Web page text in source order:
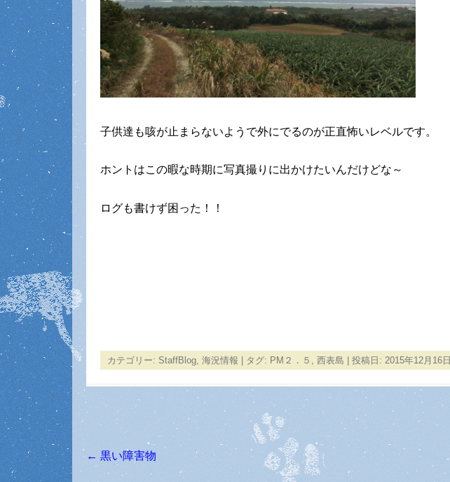
子供達も咳が止まらないようで外にでるのが正直怖いレベルです。
ホントはこの暇な時期に写真撮りに出かけたいんだけどな～
ログも書けず困った！！
カテゴリー: StaffBlog,海況情報 | タグ: PM２．５ ,西表島 | 投稿日:2015年12月16日
投稿ナビゲーション
← 黒い障害物